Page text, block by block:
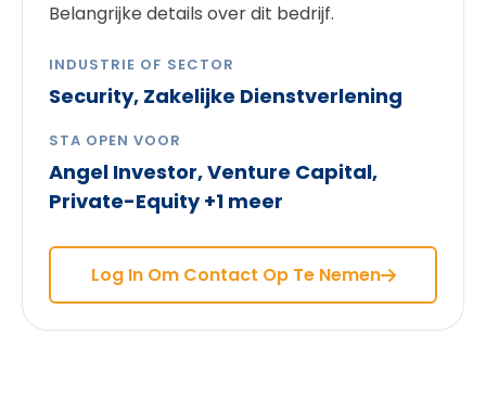
Belangrijke details over dit bedrijf.
INDUSTRIE OF SECTOR
Security, Zakelijke Dienstverlening
STA OPEN VOOR
Angel Investor, Venture Capital,
Private-Equity +1 meer
Log In Om Contact Op Te Nemen